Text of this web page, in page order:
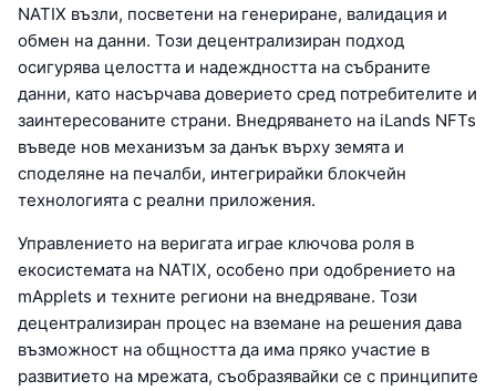
NATIX възли, посветени на генериране, валидация и
обмен на данни. Този децентрализиран подход
осигурява целостта и надеждността на събраните
данни, като насърчава доверието сред потребителите и
заинтересованите страни. Внедряването на iLands NFTs
въведе нов механизъм за данък върху земята и
споделяне на печалби, интегрирайки блокчейн
технологията с реални приложения.
Управлението на веригата играе ключова роля в
екосистемата на NATIX, особено при одобрението на
mApplets и техните региони на внедряване. Този
децентрализиран процес на вземане на решения дава
възможност на общността да има пряко участие в
развитието на мрежата, съобразявайки се с принципите